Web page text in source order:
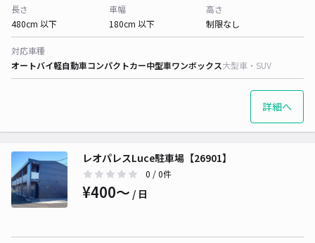
長さ
480cm 以下
車幅
180cm 以下
高さ
制限なし
対応車種
オートバイ軽自動車コンパクトカー中型車ワンボックス大型車・SUV
詳細へ
レオパレスLuce駐車場【26901】
0 / 0件
¥400〜 / 日